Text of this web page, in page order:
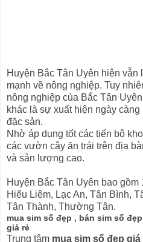
Huyện Bắc Tân Uyên hiện
mạnh về nông nghiệp. Tuy
nông nghiệp của Bắc Tân
khác là sự xuất hiện ngày
đặc sản.
Nhờ áp dụng tốt các tiến bộ
các vườn cây ăn trái trên địa
và sản lượng cao.
Huyện Bắc Tân Uyên bao
Hiếu Liêm, Lạc An, Tân Bình,
Tân Thành, Thường Tân.
mua sim số đẹp , bán sim số
giá rẻ
Trung tâm mua sim số đẹp